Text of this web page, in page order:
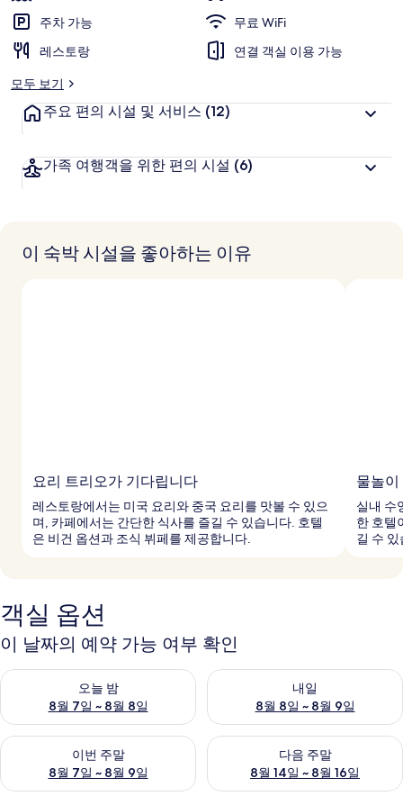
진
갤
주차 가능
무료 WiFi
레스토랑
연결 객실 이용 가능
모두 보기
주요 편의 시설 및 서비스 (12)
가족 여행객을 위한 편의 시설 (6)
이 숙박 시설을 좋아하는 이유
요리 트리오가 기다립니다
레스토랑에서는 미국 요리와 중국 요리를 맛볼 수 있으
며, 카페에서는 간단한 식사를 즐길 수 있습니다. 호텔
은 비건 옵션과 조식 뷔페를 제공합니다.
물놀
실내 수
한 호텔
길 수
객실 옵션
이 날짜의 예약 가능 여부 확인
오늘 밤
8월 7일 ~ 8월 8일
오늘 밤 예약 가능 여부 확인, 8월 7일 ~ 8월 8일
내일
8월 8일 ~ 8월 9일
내일 예약 가능 여부 확인, 8월
이번 주말
8월 7일 ~ 8월 9일
이번 주말 예약 가능 여부 확인, 8월 7일 ~ 8월 9일
다음 주말
8월 14일 ~ 8월 16일
다음 주말 예약 가능 여부 확인,